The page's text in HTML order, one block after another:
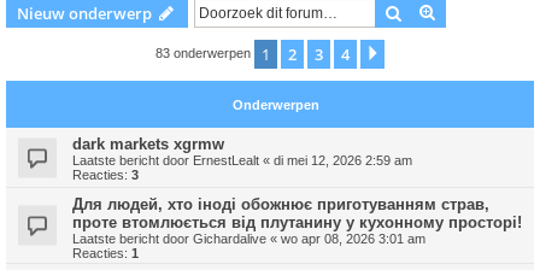
Nieuw onderwerp Zoek
83 onderwerpen 1 2 3 4
Onderwerpen
dark markets xgrmw
Laatste bericht door ErnestLealt « di mei 12, 2026 2:59 am
Reacties: 3
Для людей, хто іноді обожнює приготуванням страв,
проте втомлюється від плутанину у кухонному просторі!
Laatste bericht door Gichardalive « wo apr 08, 2026 3:01 am
Reacties: 1